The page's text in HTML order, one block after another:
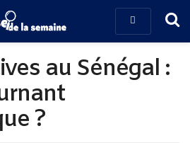
au Sénégal :
?